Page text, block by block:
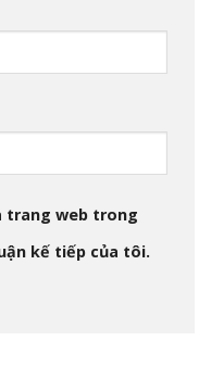
trang web trong
kế tiếp của tôi.